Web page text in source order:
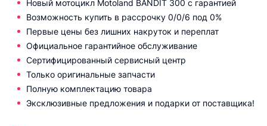
Новый мотоцикл Motoland BANDIT 300 с гарантией
Возможность купить в рассрочку 0/0/6 под 0%
Первые цены без лишних накруток и переплат
Официальное гарантийное обслуживание
Сертифицированный сервисный центр
Только оригинальные запчасти
Полную комплектацию товара
Эксклюзивные предложения и подарки от поставщика!